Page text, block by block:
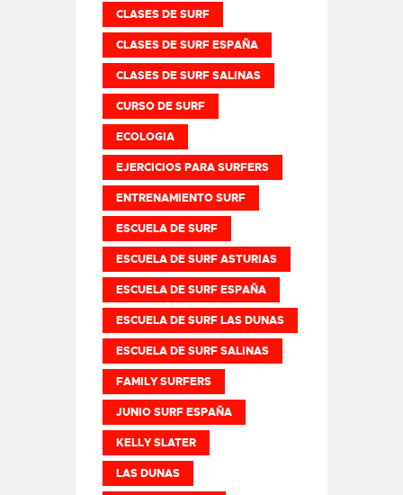
CLASES DE SURF
CLASES DE SURF ESPAÑA
CLASES DE SURF SALINAS
CURSO DE SURF
ECOLOGIA
EJERCICIOS PARA SURFERS
ENTRENAMIENTO SURF
ESCUELA DE SURF
ESCUELA DE SURF ASTURIAS
ESCUELA DE SURF ESPAÑA
ESCUELA DE SURF LAS DUNAS
ESCUELA DE SURF SALINAS
FAMILY SURFERS
JUNIO SURF ESPAÑA
KELLY SLATER
LAS DUNAS